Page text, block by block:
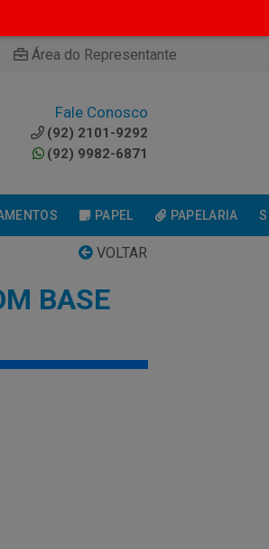
Área do Representante
Fale Conosco
(92) 2101-9292
(92) 9982-6871
PAPEL PAPELARIA
VOLTAR
BASE